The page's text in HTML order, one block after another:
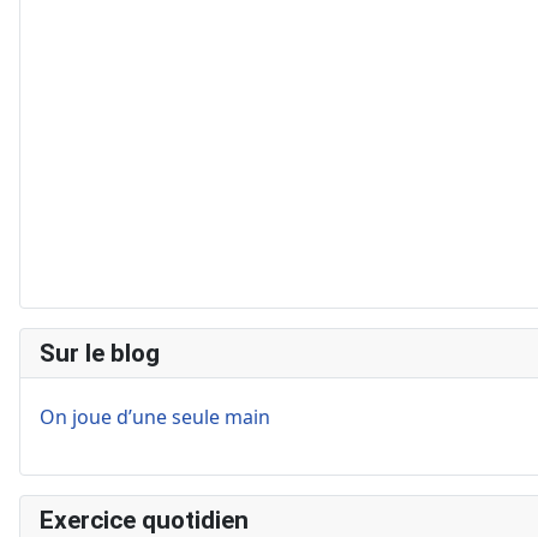
Sur le blog
On joue d’une seule main
Exercice quotidien